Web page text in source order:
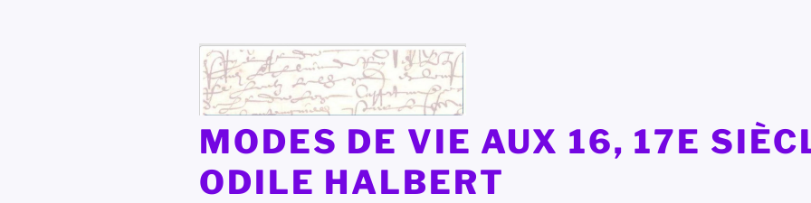
MODES DE VIE AUX 16, 17E
ODILE HALBERT